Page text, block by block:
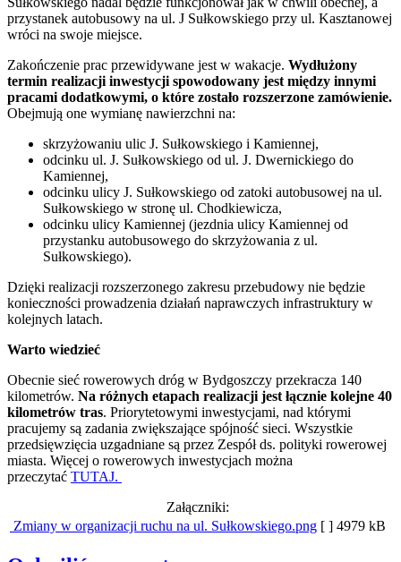
przystanek autobusowy na ul. J Sułkowskiego przy ul. Kasztanowej
wróci na swoje miejsce.
Zakończenie prac przewidywane jest w wakacje. Wydłużony
termin realizacji inwestycji spowodowany jest między innymi
pracami dodatkowymi, o które zostało rozszerzone zamówienie.
Obejmują one wymianę nawierzchni na:
skrzyżowaniu ulic J. Sułkowskiego i Kamiennej,
odcinku ul. J. Sułkowskiego od ul. J. Dwernickiego do
Kamiennej,
odcinku ulicy J. Sułkowskiego od zatoki autobusowej na ul.
Sułkowskiego w stronę ul. Chodkiewicza,
odcinku ulicy Kamiennej (jezdnia ulicy Kamiennej od
przystanku autobusowego do skrzyżowania z ul.
Sułkowskiego).
Dzięki realizacji rozszerzonego zakresu przebudowy nie będzie
konieczności prowadzenia działań naprawczych infrastruktury w
kolejnych latach.
Warto wiedzieć
Obecnie sieć rowerowych dróg w Bydgoszczy przekracza 140
kilometrów. Na różnych etapach realizacji jest łącznie kolejne 40
kilometrów tras. Priorytetowymi inwestycjami, nad którymi
pracujemy są zadania zwiększające spójność sieci. Wszystkie
przedsięwzięcia uzgadniane są przez Zespół ds. polityki rowerowej
miasta. Więcej o rowerowych inwestycjach można
przeczytać TUTAJ.
Załączniki:
Zmiany w organizacji ruchu na ul. Sułkowskiego.png [ ] 4979 kB